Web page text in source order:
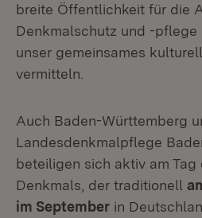
breite Öffentlichkeit für die
Denkmalschutz und -pflege
unser gemeinsames
vermitteln.
Auch Baden-Württemberg
Landesdenkmalpflege
beteiligen sich aktiv am Tag
Denkmals, der traditionell
im September in